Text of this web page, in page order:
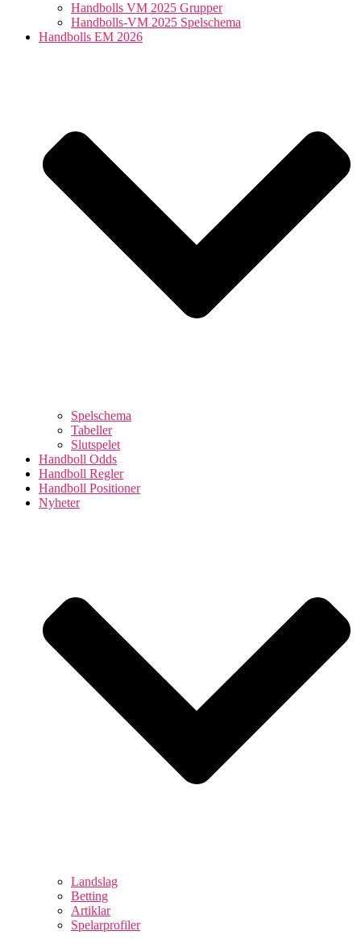
Handbolls VM 2025 Grupper
Handbolls-VM 2025 Spelschema
Handbolls EM 2026
Spelschema
Tabeller
Slutspelet
Handboll Odds
Handboll Regler
Handboll Positioner
Nyheter
Landslag
Betting
Artiklar
Spelarprofiler